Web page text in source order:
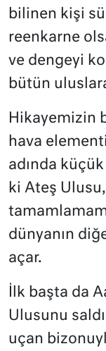
bilinen kişi
reenkarne
ve dengeyi
bütün
Hikayemizin
hava
adında
ki Ateş
dünyanın
açar.
İlk başta da
Ulusunu
uçan